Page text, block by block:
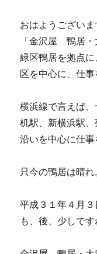
おはようござい
「金沢屋 鴨居
緑区鴨居を拠点
区を中心に、仕事
横浜線で言えば
机駅、新横浜駅
沿いを中心に仕事
只今の鴨居は晴れ
平成３１年４月
も、後、少しです